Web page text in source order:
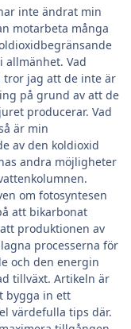
inte ändrat min
motarbeta många
allmänhet. Vad
jag att de inte är
på grund av att de
producerar. Vad
är min
av den koldioxid
andra möjligheter
om fotosyntesen
att bikarbonat
produktionen av
processerna för
och den energin
tillväxt. Artikeln är
bygga in ett
värdefulla tips där.